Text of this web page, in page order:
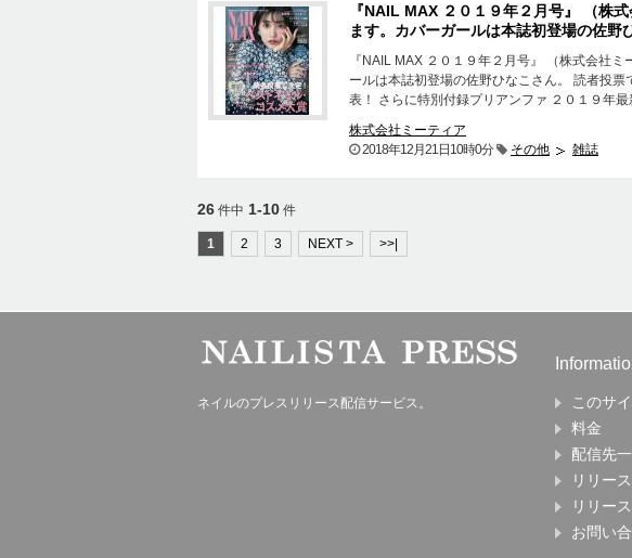
『NAIL MAX ２０１９年２月号』 （株
ます。カバーガールは本誌初登場の佐野
『NAIL MAX ２０１９年２月号』 （株式会社
ールは本誌初登場の佐野ひなこさん。 読者投
表！ さらに特別付録プリアンファ ２０１９年最
株式会社ミーティア
2018年12月21日10時0分
その他 雑誌
26 件中 1-10 件
1 2 3 NEXT > >>|
ネイルのプレスリリース配信サービス。
このサ
料金
配信先
リリー
リリー
お問い